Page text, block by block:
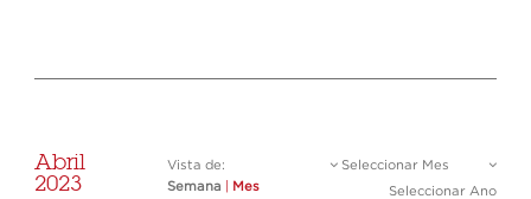
Abril
2023
Vista de:
Semana
Mes
Seleccionar Mes
Seleccionar Ano